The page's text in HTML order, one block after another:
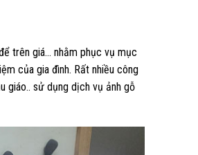
trên giá… nhằm phục vụ mục
của gia đình. Rất nhiều công
giáo.. sử dụng dịch vụ ảnh gỗ